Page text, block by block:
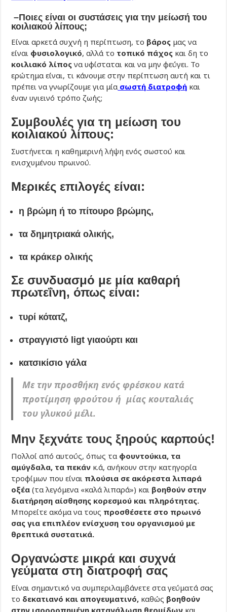
–Ποιες είναι οι συστάσεις για την μείωσή του
κοιλιακού λίπους;
Είναι αρκετά συχνή η περίπτωση, το βάρος μας να
είναι φυσιολογικό, αλλά το τοπικό πάχος και δη το
κοιλιακό λίπος να υφίσταται και να μην φεύγει. Το
ερώτημα είναι, τι κάνουμε στην περίπτωση αυτή και τι
πρέπει να γνωρίζουμε για μία σωστή διατροφή και
έναν υγιεινό τρόπο ζωής;
Συμβουλές για τη μείωση του
κοιλιακού λίπους:
Συστήνεται η καθημερινή λήψη ενός σωστού και
ενισχυμένου πρωινού.
Μερικές επιλογές είναι:
η βρώμη ή το πίτουρο βρώμης,
τα δημητριακά ολικής,
τα κράκερ ολικής
Σε συνδυασμό με μία καθαρή
πρωτεΐνη, όπως είναι:
τυρί κότατζ,
στραγγιστό ligt γιαούρτι και
κατσικίσιο γάλα
Με την προσθήκη ενός φρέσκου κατά
προτίμηση φρούτου ή μίας κουταλιάς
του γλυκού μέλι.
Μην ξεχνάτε τους ξηρούς καρπούς!
Πολλοί από αυτούς, όπως τα φουντούκια, τα
αμύγδαλα, τα πεκάν κ.ά, ανήκουν στην κατηγορία
τροφίμων που είναι πλούσια σε ακόρεστα λιπαρά
οξέα (τα λεγόμενα «καλά λιπαρά») και βοηθούν στην
διατήρηση αίσθησης κορεσμού και πληρότητας.
Μπορείτε ακόμα να τους προσθέσετε στο πρωινό
σας για επιπλέον ενίσχυση του οργανισμού με
θρεπτικά συστατικά.
Οργανώστε μικρά και συχνά
γεύματα στη διατροφή σας
Είναι σημαντικό να συμπεριλαμβάνετε στα γεύματά σας
το δεκατιανό και απογευματινό, καθώς βοηθούν
στην ισορροπημένη κατανάλωση θερμίδων και